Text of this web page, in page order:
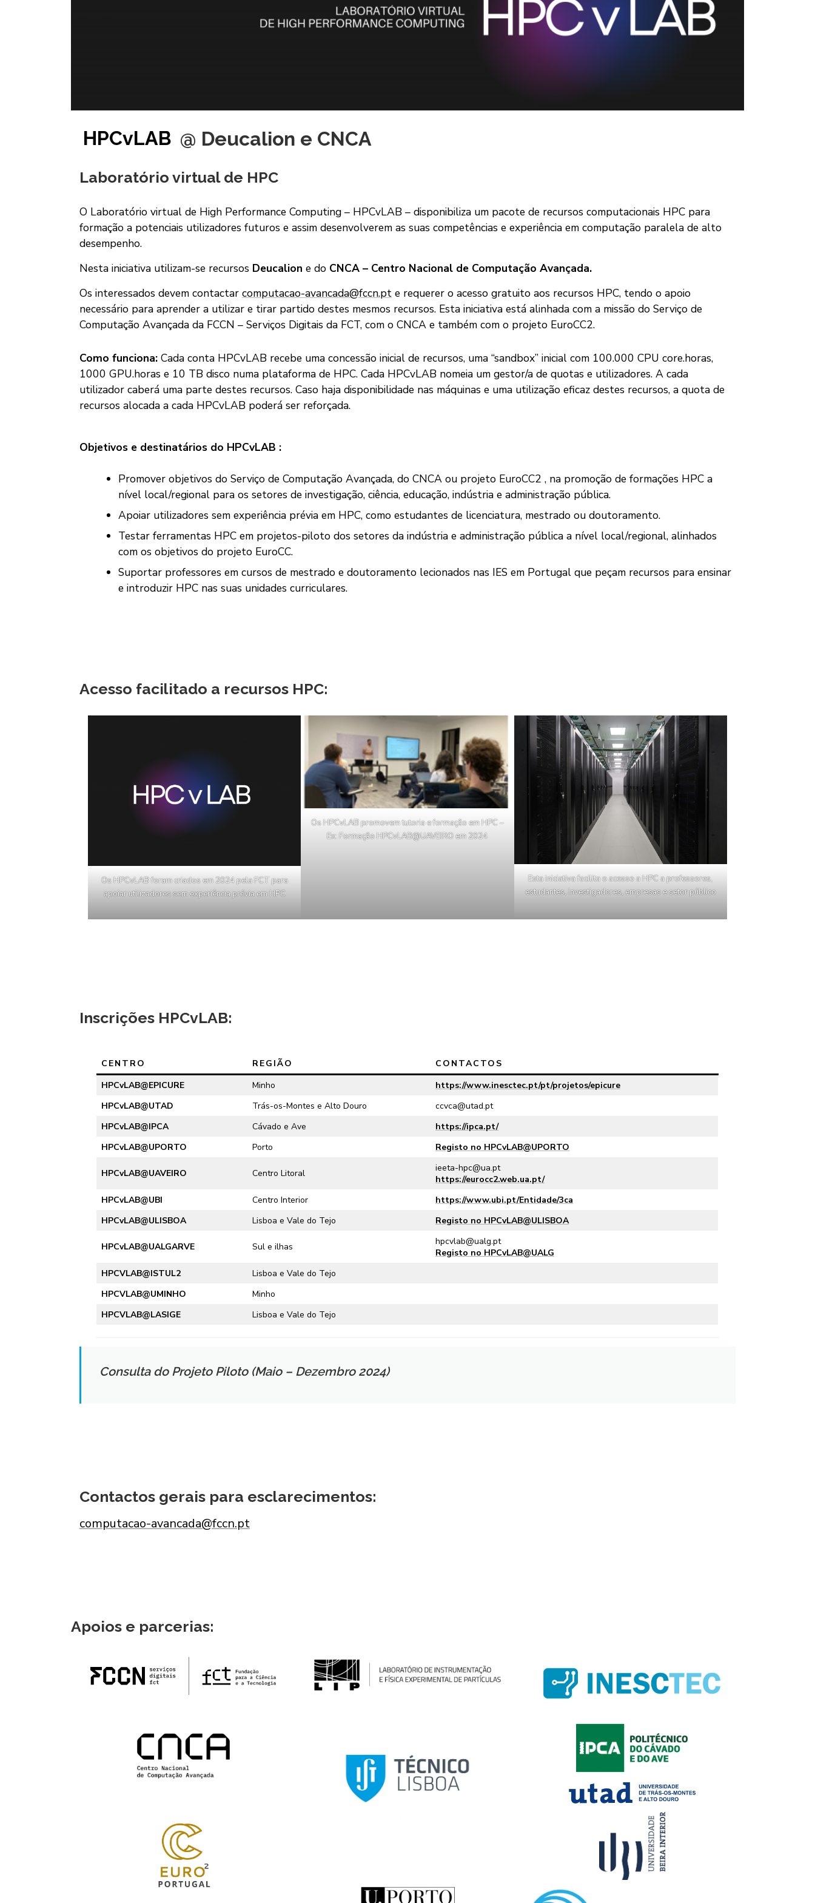
HPCvLAB @ Deucalion e CNCA
Laboratório virtual de HPC
O Laboratório virtual de High Performance Computing – HPCvLAB – disponibiliza um pacote de recursos computacionais HPC para
formação a potenciais utilizadores futuros e assim desenvolverem as suas competências e experiência em computação paralela de alto
desempenho.
Nesta iniciativa utilizam-se recursos Deucalion e do CNCA – Centro Nacional de Computação Avançada.
Os interessados devem contactar computacao-avancada@fccn.pt e requerer o acesso gratuito aos recursos HPC, tendo o apoio
necessário para aprender a utilizar e tirar partido destes mesmos recursos. Esta iniciativa está alinhada com a missão do Serviço de
Computação Avançada da FCCN – Serviços Digitais da FCT, com o CNCA e também com o projeto EuroCC2.
Como funciona: Cada conta HPCvLAB recebe uma concessão inicial de recursos, uma “sandbox” inicial com 100.000 CPU core.horas,
1000 GPU.horas e 10 TB disco numa plataforma de HPC. Cada HPCvLAB nomeia um gestor/a de quotas e utilizadores. A cada
utilizador caberá uma parte destes recursos. Caso haja disponibilidade nas máquinas e uma utilização eficaz destes recursos, a quota de
recursos alocada a cada HPCvLAB poderá ser reforçada.
Objetivos e destinatários do HPCvLAB :
Promover objetivos do Serviço de Computação Avançada, do CNCA ou projeto EuroCC2 , na promoção de formações HPC a
nível local/regional para os setores de investigação, ciência, educação, indústria e administração pública.
Apoiar utilizadores sem experiência prévia em HPC, como estudantes de licenciatura, mestrado ou doutoramento.
Testar ferramentas HPC em projetos-piloto dos setores da indústria e administração pública a nível local/regional, alinhados
com os objetivos do projeto EuroCC.
Suportar professores em cursos de mestrado e doutoramento lecionados nas IES em Portugal que peçam recursos para ensinar
e introduzir HPC nas suas unidades curriculares.
Acesso facilitado a recursos HPC:
Os HPCvLAB foram criados em 2024 pela FCT para
apoiar utilizadores sem experiência prévia em HPC
Os HPCvLAB promovem tutoria e formação em HPC –
Ex: Formação HPCvLAB@UAVEIRO em 2024
Esta iniciativa facilita o acesso a HPC a professores,
estudantes, investigadores, empresas e setor público
Inscrições HPCvLAB:
CENTRO REGIÃO
CONTACTOS
HPCvLAB@EPICURE
Minho
https://www.inesctec.pt/pt/projetos/epicure
HPCvLAB@UTAD Trás-os-Montes e Alto Douro
ccvca@utad.pt
HPCvLAB@IPCA
Cávado e Ave
https://ipca.pt/
HPCvLAB@UPORTO Porto Registo no HPCvLAB@UPORTO
HPCvLAB@UAVEIRO Centro Litoral
ieeta-hpc@ua.pt
https://eurocc2.web.ua.pt/
HPCvLAB@UBI Centro Interior
https://www.ubi.pt/Entidade/3ca
HPCvLAB@ULISBOA Lisboa e Vale do Tejo Registo no HPCvLAB@ULISBOA
HPCvLAB@UALGARVE Sul e ilhas
hpcvlab@ualg.pt
Registo no HPCvLAB@UALG
HPCVLAB@ISTUL2
Lisboa e Vale do Tejo
HPCVLAB@UMINHO
Minho
HPCVLAB@LASIGE
Lisboa e Vale do Tejo
Consulta do Projeto Piloto (Maio – Dezembro 2024)
Contactos gerais para esclarecimentos:
computacao-avancada@fccn.pt
Apoios e parcerias: